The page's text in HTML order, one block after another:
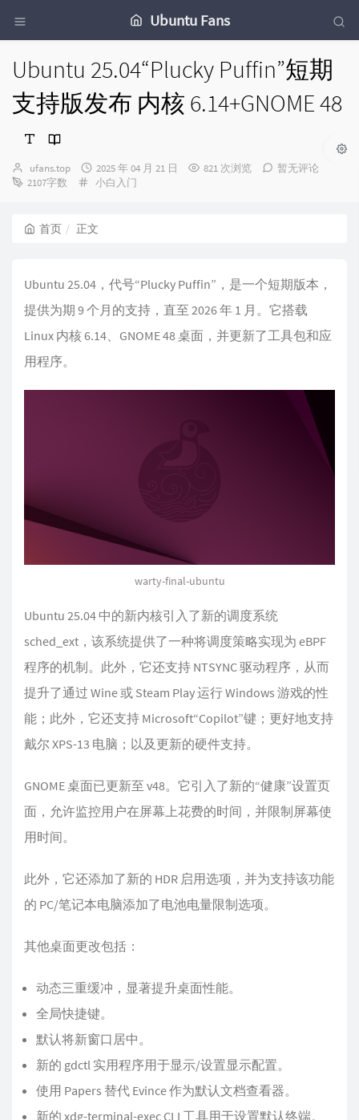
Ubuntu Fans
Ubuntu 25.04“Plucky Puffin”短期
支持版发布 内核 6.14+GNOME 48
博
主：
ufans.top
发
布
2025 年 04 月 21 日 821 次浏览
暂无评论
2107字数
分
小白入门
首页 正文
Ubuntu 25.04，代号“Plucky Puffin”，是一个短期版本，
提供为期 9 个月的支持，直至 2026 年 1 月。它搭载
Linux 内核 6.14、GNOME 48 桌面，并更新了工具包和应
用程序。
warty-final-ubuntu
Ubuntu 25.04 中的新内核引入了新的调度系统
sched_ext，该系统提供了一种将调度策略实现为 eBPF
程序的机制。此外，它还支持 NTSYNC 驱动程序，从而
提升了通过 Wine 或 Steam Play 运行 Windows 游戏的性
能；此外，它还支持 Microsoft“Copilot”键；更好地支持
戴尔 XPS-13 电脑；以及更新的硬件支持。
GNOME 桌面已更新至 v48。它引入了新的“健康”设置页
面，允许监控用户在屏幕上花费的时间，并限制屏幕使
用时间。
此外，它还添加了新的 HDR 启用选项，并为支持该功能
的 PC/笔记本电脑添加了电池电量限制选项。
其他桌面更改包括：
动态三重缓冲，显著提升桌面性能。
全局快捷键。
默认将新窗口居中。
新的 gdctl 实用程序用于显示/设置显示配置。
使用 Papers 替代 Evince 作为默认文档查看器。
新的 xdg-terminal-exec CLI 工具用于设置默认终端。